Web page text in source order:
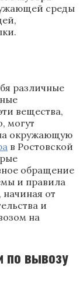
среды
различные
вещества,
могут
окружающую
в Ростовской
обращение
и правила
от
и
на
по вывозу